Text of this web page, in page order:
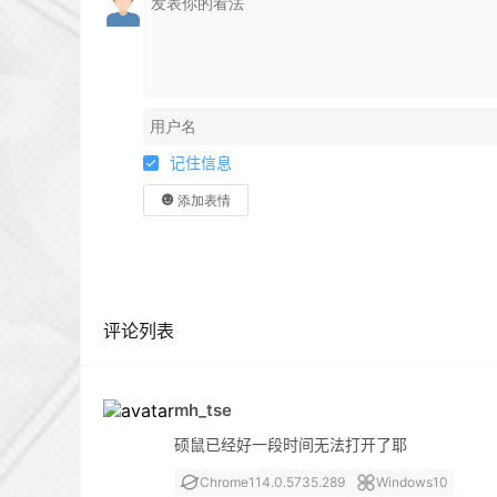
记住信息
添加表情
评论列表
mh_tse
硕鼠已经好一段时间无法打开了耶
Chrome114.0.5735.289 Windows10